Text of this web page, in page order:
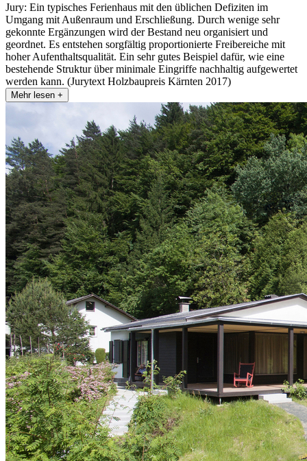
Jury: Ein typisches Ferienhaus mit den üblichen Defiziten im
Umgang mit Außenraum und Erschließung. Durch wenige sehr
gekonnte Ergänzungen wird der Bestand neu organisiert und
geordnet. Es entstehen sorgfältig proportionierte Freibereiche mit
hoher Aufenthaltsqualität. Ein sehr gutes Beispiel dafür, wie eine
bestehende Struktur über minimale Eingriffe nachhaltig aufgewertet
werden kann. (Jurytext Holzbaupreis Kärnten 2017)
Mehr lesen +